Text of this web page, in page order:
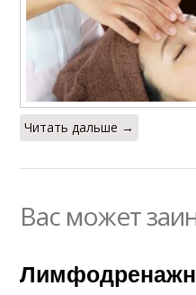
Читать дальше →
Вас может